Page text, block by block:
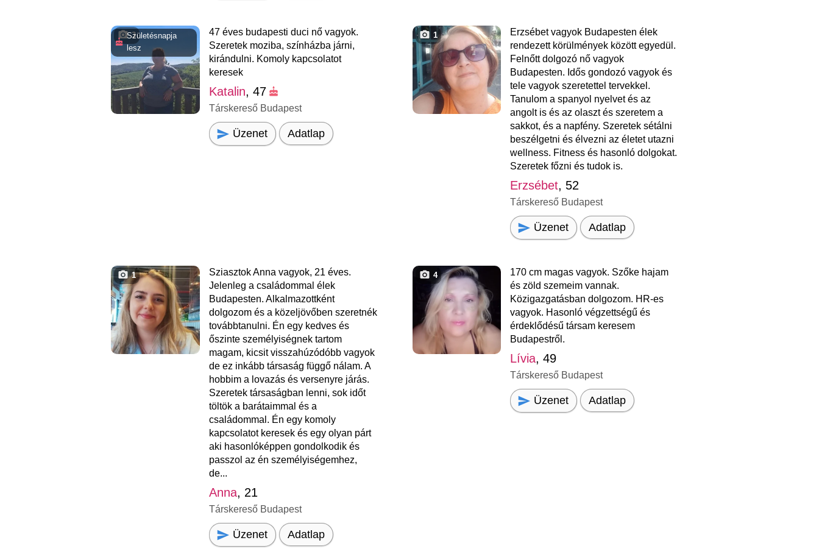
3
Születésnapja
lesz
47 éves budapesti duci nő vagyok.
Szeretek moziba, színházba járni,
kirándulni. Komoly kapcsolatot
keresek
Katalin, 47
Társkereső Budapest
Üzenet Adatlap
1
Erzsébet vagyok Budapesten élek
rendezett körülmények között egyedül.
Felnőtt dolgozó nő vagyok
Budapesten. Idős gondozó vagyok és
tele vagyok szeretettel tervekkel.
Tanulom a spanyol nyelvet és az
angolt is és az olaszt és szeretem a
sakkot, és a napfény. Szeretek sétálni
beszélgetni és élvezni az életet utazni
wellness. Fitness és hasonló dolgokat.
Szeretek főzni és tudok is.
Erzsébet, 52
Társkereső Budapest
Üzenet Adatlap
1
Sziasztok Anna vagyok, 21 éves.
Jelenleg a családommal élek
Budapesten. Alkalmazottként
dolgozom és a közeljövőben szeretnék
továbbtanulni. Én egy kedves és
őszinte személyiségnek tartom
magam, kicsit visszahúzódóbb vagyok
de ez inkább társaság függő nálam. A
hobbim a lovazás és versenyre járás.
Szeretek társaságban lenni, sok időt
töltök a barátaimmal és a
családommal. Én egy komoly
kapcsolatot keresek és egy olyan párt
aki hasonlóképpen gondolkodik és
passzol az én személyiségemhez,
de...
Anna, 21
Társkereső Budapest
Üzenet Adatlap
4
170 cm magas vagyok. Szőke hajam
és zöld szemeim vannak.
Közigazgatásban dolgozom. HR-es
vagyok. Hasonló végzettségű és
érdeklődésű társam keresem
Budapestről.
Lívia, 49
Társkereső Budapest
Üzenet Adatlap